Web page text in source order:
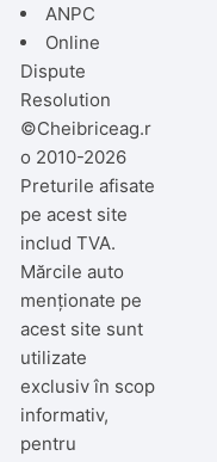
ANPC
Online
Dispute
Resolution
©Cheibriceag.r
o 2010-2026
Preturile afisate
pe acest site
includ TVA.
Mărcile auto
menționate pe
acest site sunt
utilizate
exclusiv în scop
informativ,
pentru